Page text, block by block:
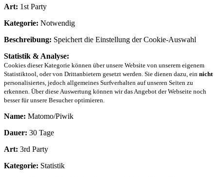
Art: 1st Party
Kategorie: Notwendig
Beschreibung: Speichert die Einstellung der Cookie-Auswahl
Statistik & Analyse:
Cookies dieser Kategorie können über unsere Website von unserem eigenem
Statistiktool, oder von Drittanbietern gesetzt werden. Sie dienen dazu, ein nicht
personalisiertes, jedoch allgemeines Surfverhalten auf unseren Seiten zu
erkennen. Über diese Auswertung können wir das Angebot der Webseite noch
besser für unsere Besucher optimieren.
Name: Matomo/Piwik
Dauer: 30 Tage
Art: 3rd Party
Kategorie: Statistik